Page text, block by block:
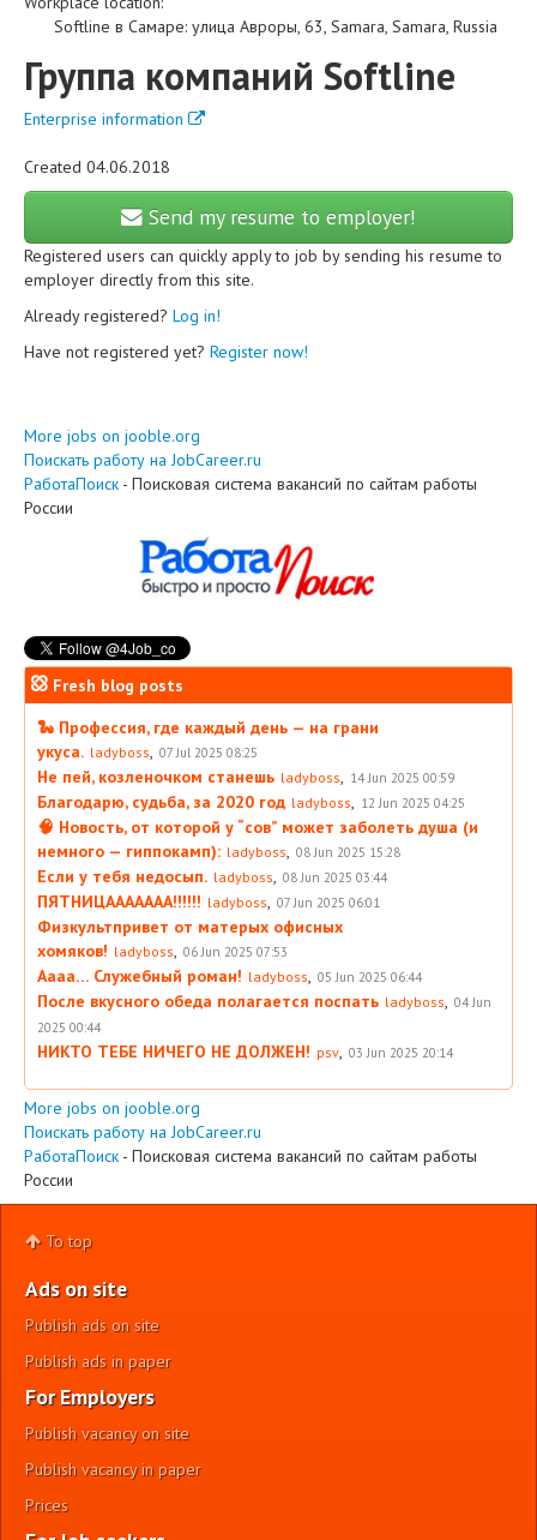
Softline в Самаре: улица Авроры, 63, Samara, Samara, Russia
Группа компаний Softline
Enterprise information
Created 04.06.2018
Send my resume to employer!
Registered users can quickly apply to job by sending his resume to
employer directly from this site.
Already registered? Log in!
Have not registered yet? Register now!
More jobs on jooble.org
Поискать работу на JobCareer.ru
РаботаПоиск - Поисковая система вакансий по сайтам работы
России
Fresh blog posts
🐍 Профессия, где каждый день — на грани
укуса. ladyboss 07 Jul 2025 08:25
Не пей, козленочком станешь ladyboss 14 Jun 2025 00:59
Благодарю, судьба, за 2020 год ladyboss 12 Jun 2025 04:25
🧠 Новость, от которой у “сов” может заболеть душа (и
немного — гиппокамп): ladyboss 08 Jun 2025 15:28
Если у тебя недосып. ladyboss 08 Jun 2025 03:44
ПЯТНИЦААААААА!!!!!! ladyboss 07 Jun 2025 06:01
Физкультпривет от матерых офисных
хомяков! ladyboss 06 Jun 2025 07:53
Аааа… Служебный роман! ladyboss 05 Jun 2025 06:44
После вкусного обеда полагается поспать ladyboss
04 Jun
2025 00:44
НИКТО ТЕБЕ НИЧЕГО НЕ ДОЛЖЕН! psv 03 Jun 2025 20:14
More jobs on jooble.org
Поискать работу на JobCareer.ru
РаботаПоиск - Поисковая система вакансий по сайтам работы
России
To top
Ads on site
Publish ads on site
Publish ads in paper
For Employers
Publish vacancy on site
Publish vacancy in paper
Prices